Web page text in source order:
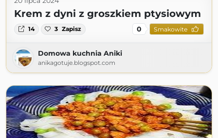
Krem z dyni z groszkiem ptysiowym
14 3 Zapisz 0 Smakowite
Domowa kuchnia Aniki
anikagotuje.blogspot.com